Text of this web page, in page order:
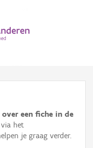
een fiche in de
het
je graag verder.